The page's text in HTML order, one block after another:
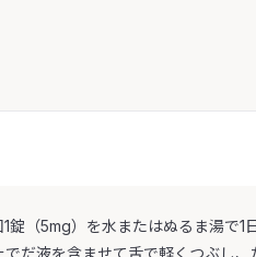
（5mg）を水またはぬるま湯で1
だ液を含ませて舌で軽くつぶし